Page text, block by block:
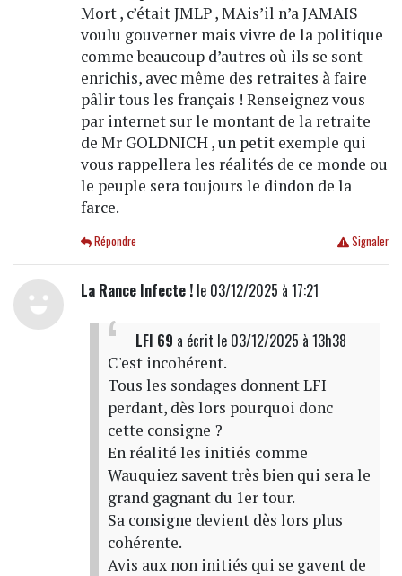
Mort , c’était JMLP , MAis’il n’a JAMAIS
voulu gouverner mais vivre de la politique
comme beaucoup d’autres où ils se sont
enrichis, avec même des retraites à faire
pâlir tous les français ! Renseignez vous
par internet sur le montant de la retraite
de Mr GOLDNICH , un petit exemple qui
vous rappellera les réalités de ce monde ou
le peuple sera toujours le dindon de la
farce.
Signaler
Répondre
La Rance Infecte !le 03/12/2025 à 17:21
LFI 69 a écrit le 03/12/2025 à 13h38
C'est incohérent.
Tous les sondages donnent LFI
perdant, dès lors pourquoi donc
cette consigne ?
En réalité les initiés comme
Wauquiez savent très bien qui sera le
grand gagnant du 1er tour.
Sa consigne devient dès lors plus
cohérente.
Avis aux non initiés qui se gavent de